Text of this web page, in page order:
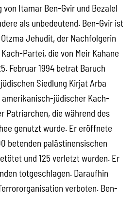
Itamar Ben-Gvir und Bezalel
als unbedeutend. Ben-Gvir ist
Jehudit, der Nachfolgerin
Partei, die von Meir Kahane
Februar 1994 betrat Baruch
Siedlung Kirjat Arba
amerikanisch-jüdischer Kach-
Patriarchen, die während des
genutzt wurde. Er eröffnete
betenden palästinensischen
und 125 verletzt wurden. Er
totgeschlagen. Daraufhin
verboten. Ben-